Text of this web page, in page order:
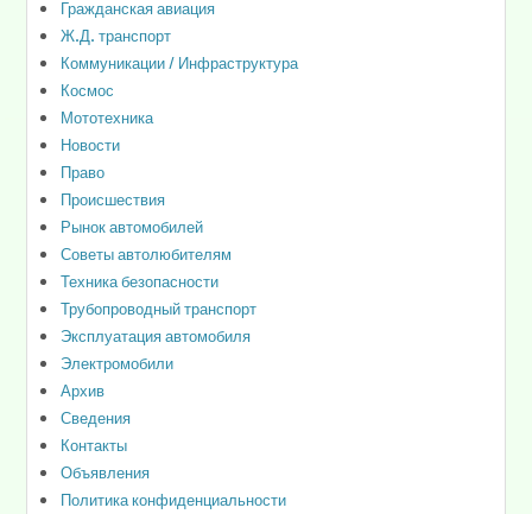
Гражданская авиация
Ж.Д. транспорт
Коммуникации / Инфраструктура
Космос
Мототехника
Новости
Право
Происшествия
Рынок автомобилей
Советы автолюбителям
Техника безопасности
Трубопроводный транспорт
Эксплуатация автомобиля
Электромобили
Архив
Сведения
Контакты
Объявления
Политика конфиденциальности